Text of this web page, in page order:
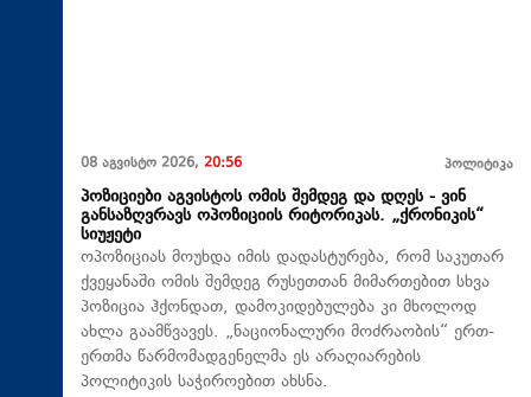
08 აგვისტო 2026, 20:56 პოლიტიკა
პოზიციები აგვისტოს ომის შემდეგ და დღეს - ვინ
განსაზღვრავს ოპოზიციის რიტორიკას. „ქრონიკის“
სიუჟეტი
ოპოზიციას მოუხდა იმის დადასტურება, რომ საკუთარ
ქვეყანაში ომის შემდეგ რუსეთთან მიმართებით სხვა
პოზიცია ჰქონდათ, დამოკიდებულება კი მხოლოდ
ახლა გაამწვავეს. „ნაციონალური მოძრაობის“ ერთ-
ერთმა წარმომადგენელმა ეს არაღიარების
პოლიტიკის საჭიროებით ახსნა.